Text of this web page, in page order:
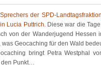
der SPD-
Lucia Puttrich. Diese war die
von der Wanderjugend Hessen
Geocaching für den Wald
bringt Petra Westphal
den Punkt…